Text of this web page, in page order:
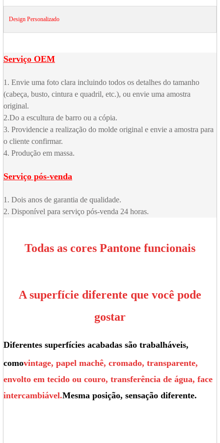
Design Personalizado
Serviço OEM
1. Envie uma foto clara incluindo todos os detalhes do tamanho
(cabeça, busto, cintura e quadril, etc.), ou envie uma amostra
original.
2.Do a escultura de barro ou a cópia.
3. Providencie a realização do molde original e envie a amostra para
o cliente confirmar.
4. Produção em massa.
Serviço pós-venda
1. Dois anos de garantia de qualidade.
2. Disponível para serviço pós-venda 24 horas.
Todas as cores Pantone funcionais
A superfície diferente que você pode
gostar
Diferentes superfícies acabadas são trabalháveis,
comovintage, papel machê, cromado, transparente,
envolto em tecido ou couro, transferência de água, face
intercambiável.Mesma posição, sensação diferente.